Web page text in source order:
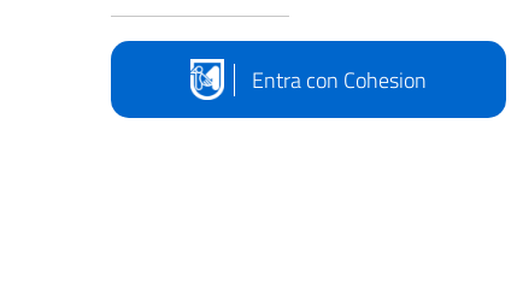
Entra con Cohesion